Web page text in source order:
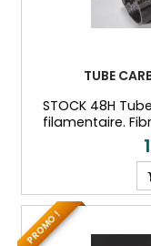
TUBE
STOCK 48H
filamentaire.
PROMO !